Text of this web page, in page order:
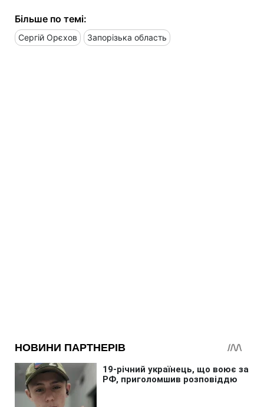
Більше по темі:
Сергій Орєхов Запорізька область